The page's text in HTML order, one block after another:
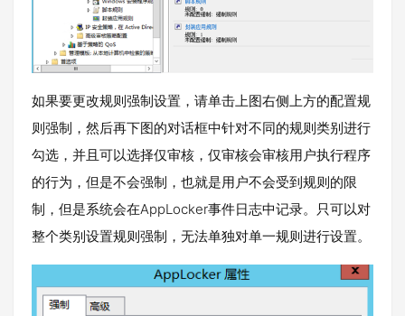
如果要更改规则强制设置，请单击上图右侧上方的配置规
则强制，然后再下图的对话框中针对不同的规则类别进行
勾选，并且可以选择仅审核，仅审核会审核用户执行程序
的行为，但是不会强制，也就是用户不会受到规则的限
制，但是系统会在AppLocker事件日志中记录。只可以对
整个类别设置规则强制，无法单独对单一规则进行设置。